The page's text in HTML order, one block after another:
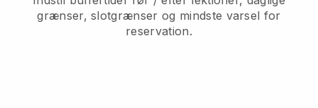
grænser, slotgrænser og mindste varsel for
reservation.